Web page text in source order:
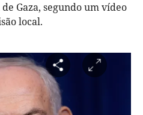
Gaza, segundo um vídeo
local.